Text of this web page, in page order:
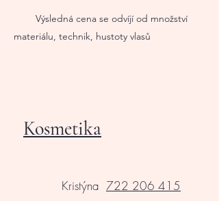
Výsledná cena se odvíjí od množství
materiálu, technik, hustoty vlasů
Kosmetika
Kristýna 722 206 415